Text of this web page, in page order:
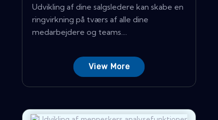
Udvikling af dine salgsledere kan skabe en
ringvirkning på tværs af alle dine
medarbejdere og teams....
View More